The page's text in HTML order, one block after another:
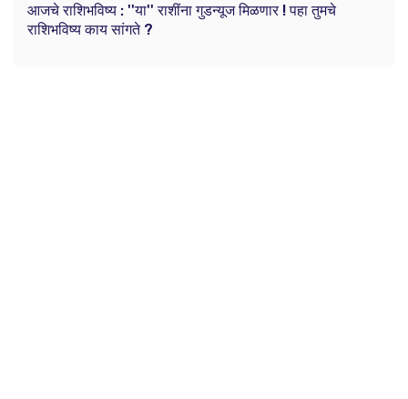
आजचे राशिभविष्य : ''या'' राशींना गुडन्यूज मिळणार ! पहा तुमचे
राशिभविष्य काय सांगते ?